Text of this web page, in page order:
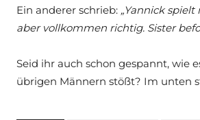
Ein anderer schrieb: „Yannick
aber vollkommen richtig. Sister
Seid ihr auch schon gespannt, wie
übrigen Männern stößt? Im unten